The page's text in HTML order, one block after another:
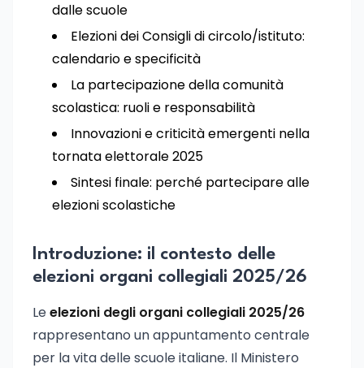
dalle scuole
Elezioni dei Consigli di circolo/istituto:
calendario e specificità
La partecipazione della comunità
scolastica: ruoli e responsabilità
Innovazioni e criticità emergenti nella
tornata elettorale 2025
Sintesi finale: perché partecipare alle
elezioni scolastiche
Introduzione: il contesto delle
elezioni organi collegiali 2025/26
Leelezioni degli organi collegiali 2025/26
rappresentano un appuntamento centrale
per la vita delle scuole italiane. Il Ministero